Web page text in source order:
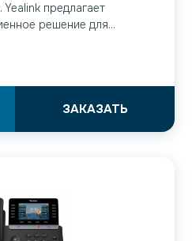
предлагает
решение для...
ЗАКАЗАТЬ